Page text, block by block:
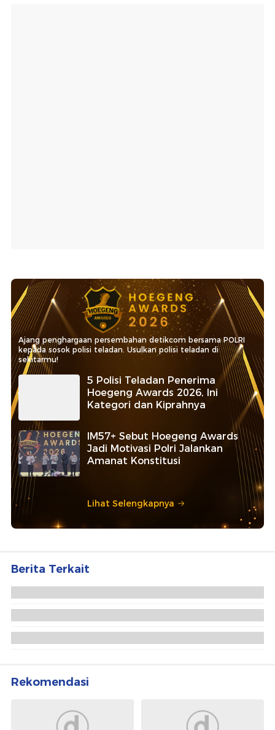
Ajang penghargaan persembahan detikcom bersama POLRI
kepada sosok polisi teladan. Usulkan polisi teladan di
sekitarmu!
5 Polisi Teladan Penerima
Hoegeng Awards 2026, Ini
Kategori dan Kiprahnya
IM57+ Sebut Hoegeng Awards
Jadi Motivasi Polri Jalankan
Amanat Konstitusi
Lihat Selengkapnya
Berita Terkait
Rekomendasi